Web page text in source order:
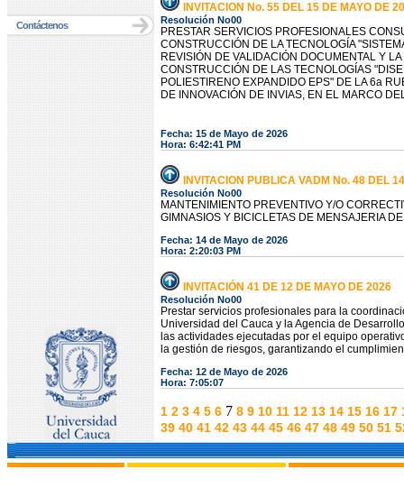
Contáctenos
INVITACION No. 55 DEL 15 DE MAYO DE
Resolución No00
PRESTAR SERVICIOS PROFESIONALES
CONSTRUCCIÓN DE LA TECNOLOGÍA
REVISIÓN DE VALIDACIÓN DOCUMENTAL Y
CONSTRUCCIÓN DE LAS TECNOLOGÍAS
POLIESTIRENO EXPANDIDO EPS" DE LA 6a
DE INNOVACIÓN DE INVIAS, EN EL MARCO
Fecha: 15 de Mayo de 2026
Hora: 6:42:41 PM
INVITACION PUBLICA VADM No. 48 DEL
Resolución No00
MANTENIMIENTO PREVENTIVO Y/O
GIMNASIOS Y BICICLETAS DE MENSAJERIA
Fecha: 14 de Mayo de 2026
Hora: 2:20:03 PM
INVITACIÓN 41 DE 12 DE MAYO DE 2026
Resolución No00
Prestar servicios profesionales para la
Universidad del Cauca y la Agencia de
las actividades ejecutadas por el equipo
la gestión de riesgos, garantizando el
Fecha: 12 de Mayo de 2026
Hora: 7:05:07
1 2 3 4 5 6 7 8 9 10 11 12 13 14 15 16 17
39 40 41 42 43 44 45 46 47 48 49 50 51